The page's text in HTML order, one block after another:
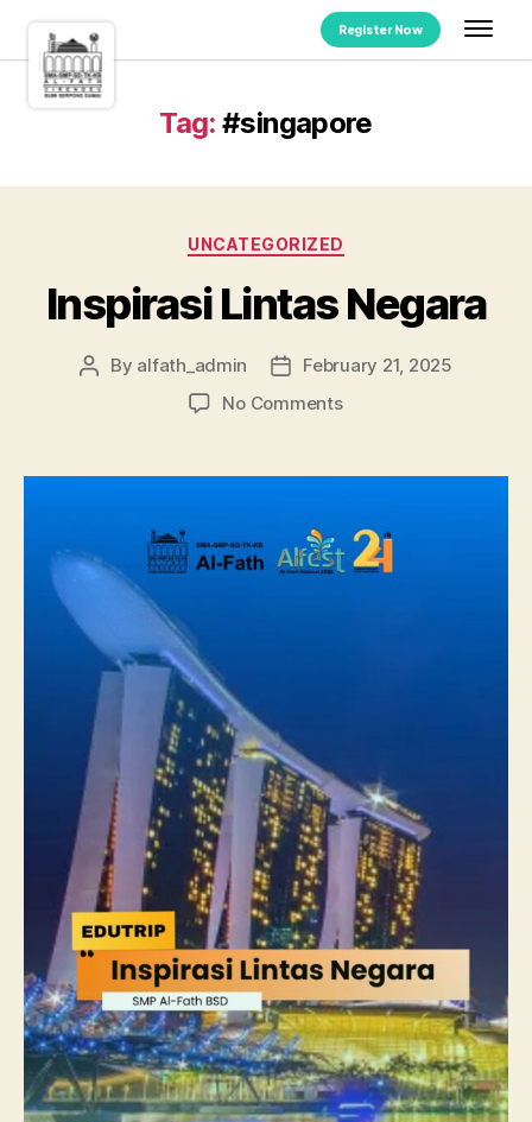
Register Now
Tag: #singapore
UNCATEGORIZED
Inspirasi Lintas Negara
By alfath_admin
February 21, 2025
No Comments